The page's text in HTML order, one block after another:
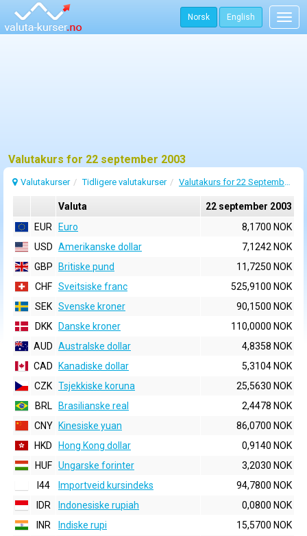
Norsk English
Valutakurs for 22 september 2003
Valutakurser Tidligere valutakurser Valutakurs for 22 September 2003
Valuta
22 september 2003
EUR
Euro
8,1700 NOK
USD Amerikanske dollar
7,1242 NOK
GBP
Britiske pund
11,7250 NOK
CHF Sveitsiske franc
525,9100 NOK
SEK Svenske kroner
90,1500 NOK
DKK
Danske kroner
110,0000 NOK
AUD Australske dollar
4,8358 NOK
CAD
Kanadiske dollar
5,3104 NOK
CZK Tsjekkiske koruna
25,5630 NOK
BRL
Brasilianske real
2,4478 NOK
CNY
Kinesiske yuan
86,0700 NOK
HKD
Hong Kong dollar
0,9140 NOK
HUF Ungarske forinter
3,2030 NOK
I44
Importveid kursindeks
94,7800 NOK
IDR
Indonesiske rupiah
0,0800 NOK
INR
Indiske rupi
15,5700 NOK